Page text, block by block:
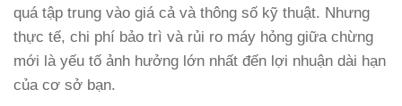
quá tập trung vào giá cả và thông số kỹ thuật. Nhưng
thực tế, chi phí bảo trì và rủi ro máy hỏng giữa chừng
mới là yếu tố ảnh hưởng lớn nhất đến lợi nhuận dài hạn
của cơ sở bạn.